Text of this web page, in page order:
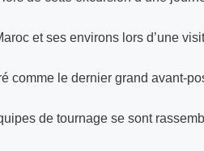
et ses environs lors d’une
comme le dernier grand avant-
de tournage se sont